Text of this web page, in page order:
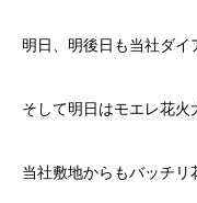
明日、明後日も当社ダ
そして明日はモエレ花火
当社敷地からもバッチリ